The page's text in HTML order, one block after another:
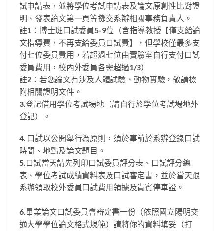
試申請表，並將學位考試申請表及論文原創性比對證
明、發表論文第一頁等擲交系辦相關事務負責人。
註1：博士班口試委員5-9位（含指導教授【僅支給論
文指導費，不再支給委員口試費】，但學校僅最多支
付七位委員費用，若超過七位由實驗室自行支付口試
委員費用，校內外委員各需超過1/3）
註2：若您論文有涉及人體試驗、動物實驗，敬請檢
附相關證明文件。
3.登記借用學位考試場地（請自行於學位考試場地外
登記）。
4. 口試以公開舉行為原則，須於事前於系辦登錄口試
時間、地點及論文題目。
5.口試當天請先列印口試委員評分表、口試評分總
表、學位考試成績資料表及口試審定書，並於當天跟
系辦領取校外委員口試費用領據及貴賓停車證。
6.畢業論文口試委員會審定書一份（依照國立陽明交
通大學學位論文格式規範）請將你的資料填妥（打